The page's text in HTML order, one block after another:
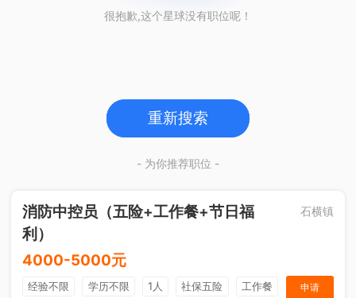
很抱歉,这个星球没有职位呢！
重新搜索
- 为你推荐职位 -
消防中控员（五险+工作餐+节日福
利）
石横镇
4000-5000元
经验不限 学历不限 1人 社保五险
工作餐
申请